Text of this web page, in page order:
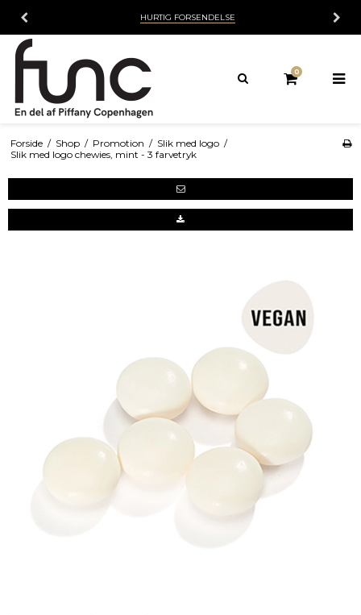
HURTIG FORSENDELSE
0
Forside / Shop / Promotion / Slik med logo /
Slik med logo chewies, mint - 3 farvetryk